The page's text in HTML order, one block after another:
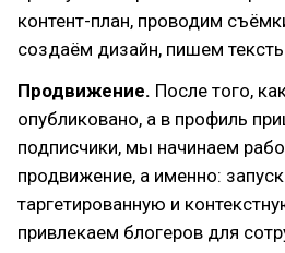
контент-план, проводим
создаём дизайн, пишем
Продвижение. После того,
опубликовано, а в профиль
подписчики, мы начинаем
продвижение, а именно:
таргетированную и
привлекаем блогеров для